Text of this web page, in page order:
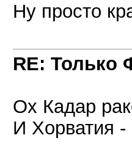
Ну просто
RE: Только
Ох Кадар
И Хорватия